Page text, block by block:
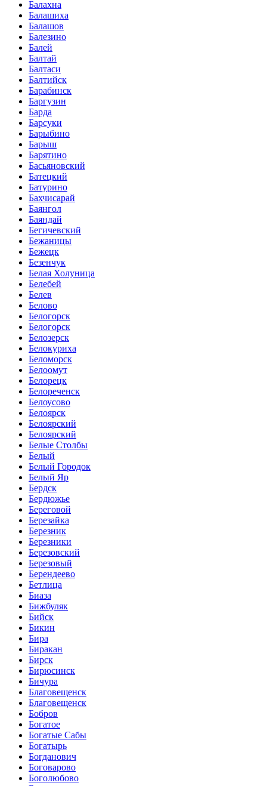
Балахна
Балашиха
Балашов
Балезино
Балей
Балтай
Балтаси
Балтийск
Барабинск
Баргузин
Барда
Барсуки
Барыбино
Барыш
Барятино
Басьяновский
Батецкий
Батурино
Бахчисарай
Баянгол
Баяндай
Бегичевский
Бежаницы
Бежецк
Безенчук
Белая Холуница
Белебей
Белев
Белово
Белогорск
Белогорск
Белозерск
Белокуриха
Беломорск
Белоомут
Белорецк
Белореченск
Белоусово
Белоярск
Белоярский
Белоярский
Белые Столбы
Белый
Белый Городок
Белый Яр
Бердск
Бердюжье
Береговой
Березайка
Березник
Березники
Березовский
Березовый
Берендеево
Бетлица
Биаза
Бижбуляк
Бийск
Бикин
Бира
Биракан
Бирск
Бирюсинск
Бичура
Благовещенск
Благовещенск
Бобров
Богатое
Богатые Сабы
Богатырь
Богданович
Боговарово
Боголюбово